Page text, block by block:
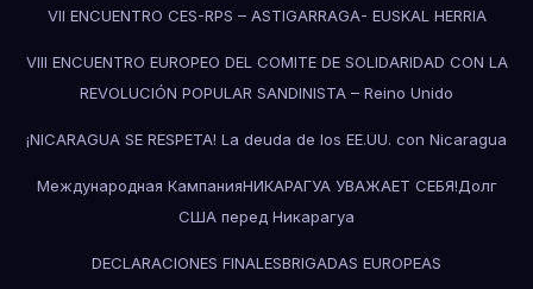
VII ENCUENTRO CES-RPS – ASTIGARRAGA- EUSKAL HERRIA
VIII ENCUENTRO EUROPEO DEL COMITE DE SOLIDARIDAD CON LA
REVOLUCIÓN POPULAR SANDINISTA – Reino Unido
¡NICARAGUA SE RESPETA! La deuda de los EE.UU. con Nicaragua
Международная КампанияНИКАРАГУА УВАЖАЕТ СЕБЯ!Долг
США перед Никарагуа
DECLARACIONES FINALESBRIGADAS EUROPEAS